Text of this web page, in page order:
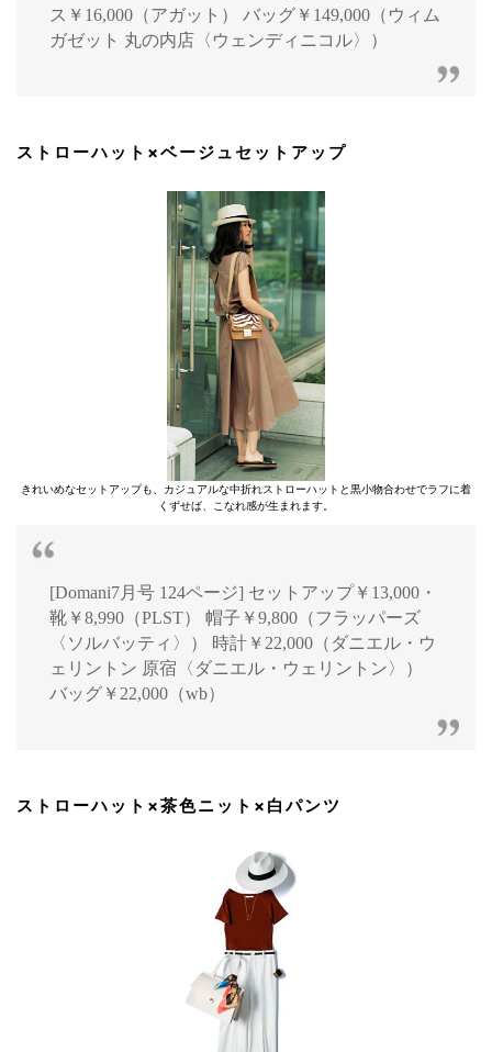
ス￥16,000（アガット） バッグ￥149,000（ウィム
ガゼット 丸の内店〈ウェンディニコル〉）
ストローハット×ベージュセットアップ
きれいめなセットアップも、カジュアルな中折れストローハットと黒小物合わせでラフに着
くずせば、こなれ感が生まれます。
[Domani7月号 124ページ] セットアップ￥13,000・
靴￥8,990（PLST） 帽子￥9,800（フラッパーズ
〈ソルバッティ〉） 時計￥22,000（ダニエル・ウ
ェリントン 原宿〈ダニエル・ウェリントン〉）
バッグ￥22,000（wb）
ストローハット×茶色ニット×白パンツ